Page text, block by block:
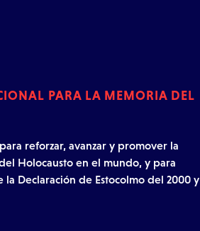
PARA LA MEMORIA DEL
reforzar, avanzar y promover la
Holocausto en el mundo, y para
Declaración de Estocolmo del 2000 y